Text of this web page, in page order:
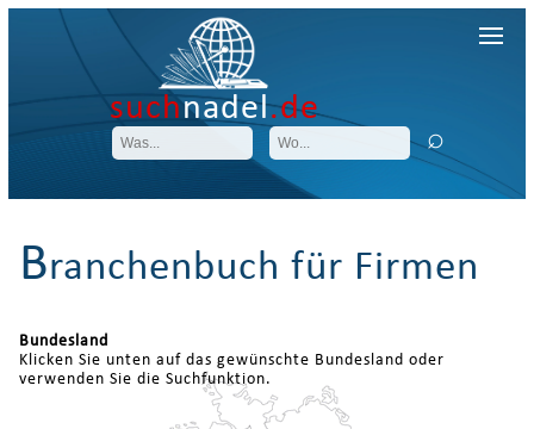
suchnadel.de
Branchenbuch für Firmen
Bundesland
Klicken Sie unten auf das gewünschte Bundesland oder
verwenden Sie die Suchfunktion.